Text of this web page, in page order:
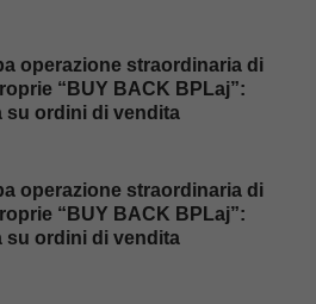
operazione straordinaria di
“BUY BACK BPLaj”:
su ordini di vendita
operazione straordinaria di
“BUY BACK BPLaj”:
su ordini di vendita